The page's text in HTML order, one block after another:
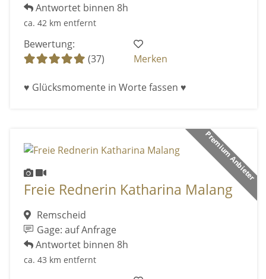
Antwortet binnen 8h
ca. 42 km entfernt
Bewertung:
(37)
Merken
♥ Glücksmomente in Worte fassen ♥
Premium Anbieter
Freie Rednerin Katharina Malang
Remscheid
Gage: auf Anfrage
Antwortet binnen 8h
ca. 43 km entfernt